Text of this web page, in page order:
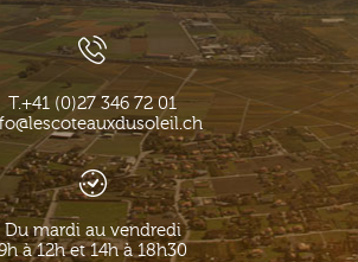
T.+41 (0)27 346 72 01
Du mardi au vendredi
à 12h et 14h à 18h30